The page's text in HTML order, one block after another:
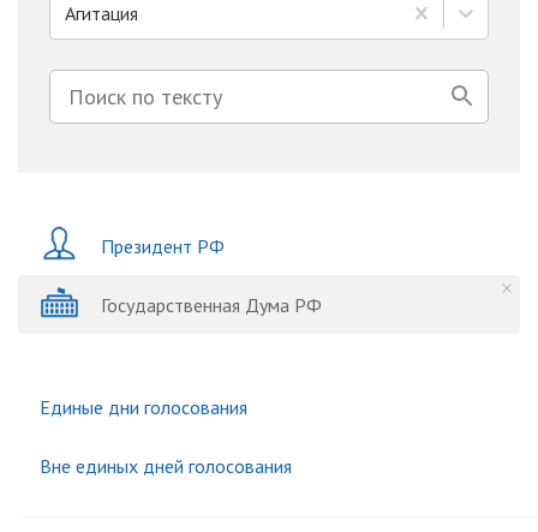
Агитация
Президент РФ
Государственная Дума РФ
Единые дни голосования
Вне единых дней голосования